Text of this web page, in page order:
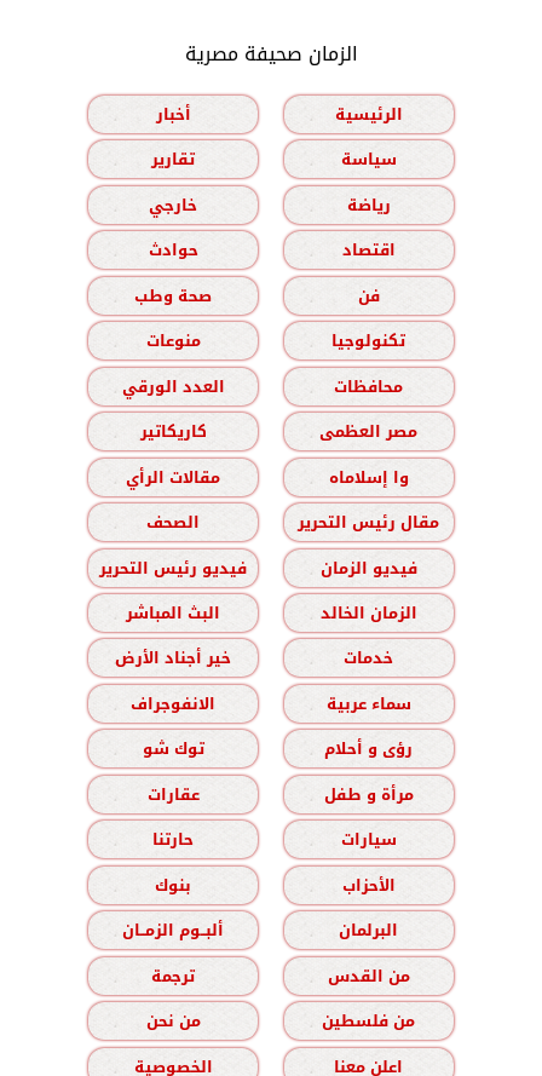
الزمان صحيفة مصرية
الرئيسية
أخبار
سياسة
تقارير
رياضة
خارجي
اقتصاد
حوادث
فن
صحة وطب
تكنولوجيا
منوعات
محافظات
العدد الورقي
مصر العظمى
كاريكاتير
وا إسلاماه
مقالات الرأي
مقال رئيس التحرير
الصحف
فيديو الزمان
فيديو رئيس التحرير
الزمان الخالد
البث المباشر
خدمات
خير أجناد الأرض
سماء عربية
الانفوجراف
رؤى و أحلام
توك شو
مرأة و طفل
عقارات
سيارات
حارتنا
الأحزاب
بنوك
البرلمان
ألبــوم الزمــان
من القدس
ترجمة
من فلسطين
من نحن
اعلن معنا
الخصوصية